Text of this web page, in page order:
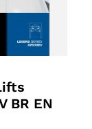
BR EN